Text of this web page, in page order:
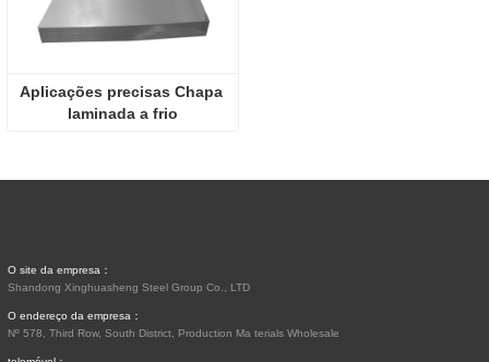
Aplicações precisas Chapa
laminada a frio
O site da empresa：
Shandong Xinghuasheng Steel Group Co., LTD
O endereço da empresa：
Nº 578, Third Row, South District, Production Ma terials Wholesale